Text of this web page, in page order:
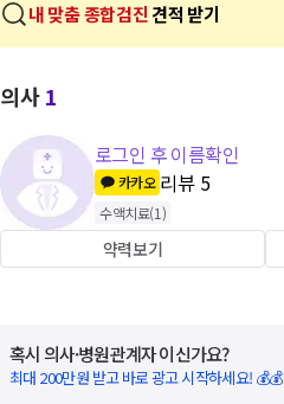
내 맞춤 종합검진 견적 받기
의사1
로그인 후 이름확인
카카오 리뷰 5
수액치료(1)
약력보기
혹시 의사·병원관계자 이신가요?
최대 200만원 받고 바로 광고 시작하세요! 💰💰